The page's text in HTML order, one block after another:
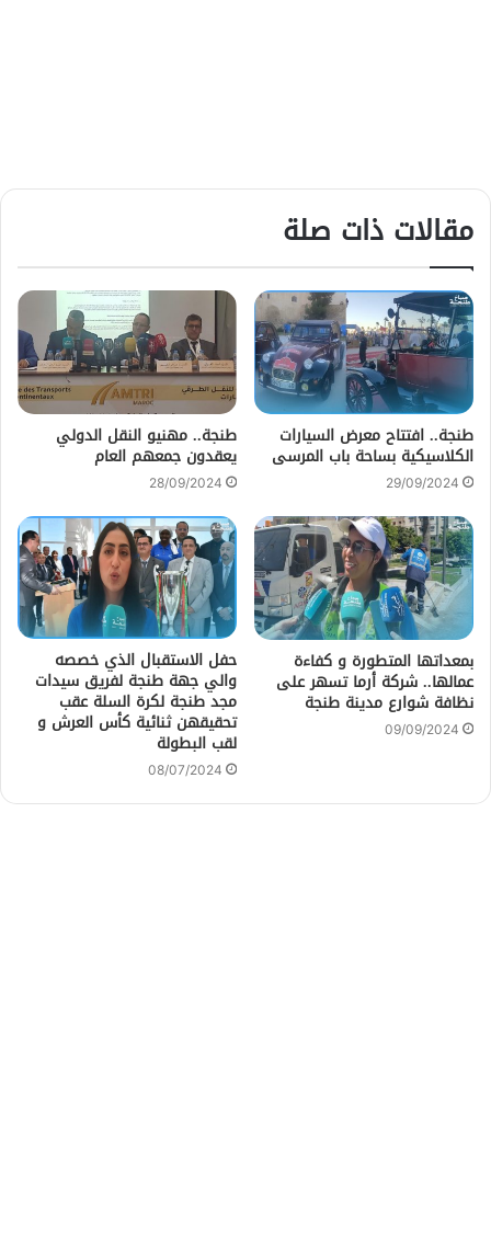
مقالات ذات صلة
طنجة.. افتتاح معرض السيارات
الكلاسيكية بساحة باب المرسى
29/09/2024
طنجة.. مهنيو النقل الدولي
يعقدون جمعهم العام
28/09/2024
بمعداتها المتطورة و كفاءة
عمالها.. شركة أرما تسهر على
نظافة شوارع مدينة طنجة
09/09/2024
حفل الاستقبال الذي خصصه
والي جهة طنجة لفريق سيدات
مجد طنجة لكرة السلة عقب
تحقيقهن ثنائية كأس العرش و
لقب البطولة
08/07/2024